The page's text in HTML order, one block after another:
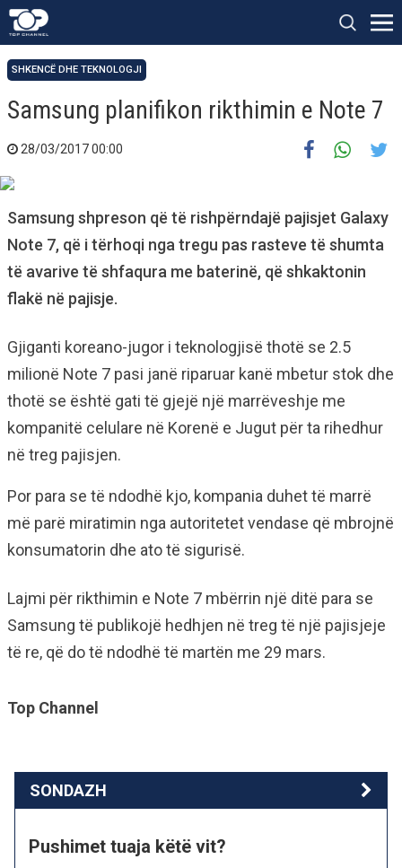
SHKENCË DHE TEKNOLOGJI
Samsung planifikon rikthimin e Note 7
28/03/2017 00:00
Samsung shpreson që të rishpërndajë pajisjet Galaxy
Note 7, që i tërhoqi nga tregu pas rasteve të shumta
të avarive të shfaqura me baterinë, që shkaktonin
flakë në pajisje.
Gjiganti koreano-jugor i teknologjisë thotë se 2.5
milionë Note 7 pasi janë riparuar kanë mbetur stok dhe
thotë se është gati të gjejë një marrëveshje me
kompanitë celulare në Korenë e Jugut për ta rihedhur
në treg pajisjen.
Por para se të ndodhë kjo, kompania duhet të marrë
më parë miratimin nga autoritetet vendase që mbrojnë
konsumatorin dhe ato të sigurisë.
Lajmi për rikthimin e Note 7 mbërrin një ditë para se
Samsung të publikojë hedhjen në treg të një pajisjeje
të re, që do të ndodhë të martën me 29 mars.
Top Channel
SONDAZH
Pushimet tuaja këtë vit?